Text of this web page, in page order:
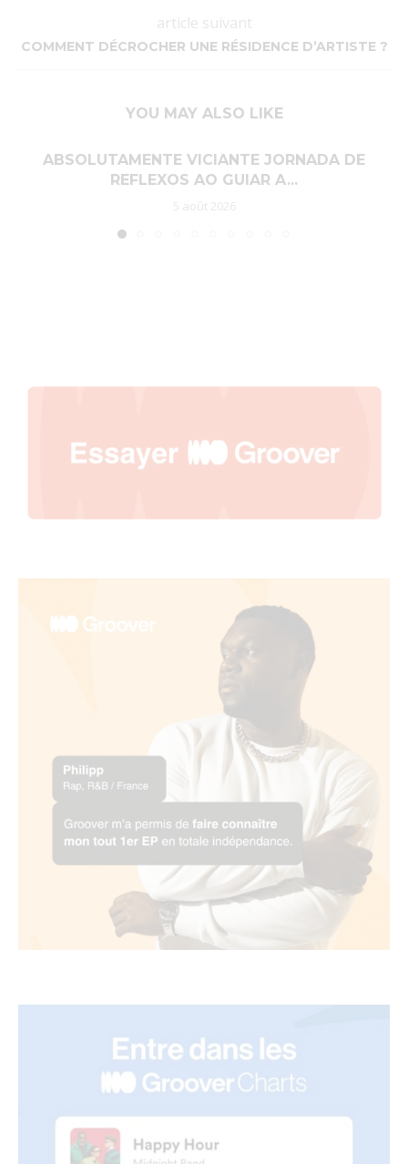
article suivant
COMMENT DÉCROCHER UNE RÉSIDENCE D’ARTISTE ?
YOU MAY ALSO LIKE
ABSOLUTAMENTE VICIANTE JORNADA DE
REFLEXOS AO GUIAR A...
5 août 2026